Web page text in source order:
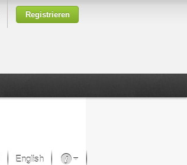
Registrieren
English